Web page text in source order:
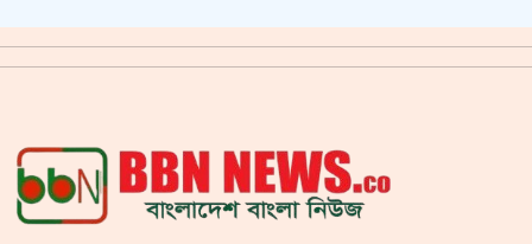
গাজীপুর মহাসড়ক অবরোধ,সিটি করপোরেশনের গাড়ি চাপায় শ্রমিক নিহত
জাল ভিসায় ইউরোপে মানুষ পাঠানোর অভিযোগে,শাহজালাল থেকে গ্রেপ্তার পাঁচজন
‘শ্লীলতাহানির সত্যতা’ মিলেছে শিক্ষক মুরাদের বিরুদ্ধে